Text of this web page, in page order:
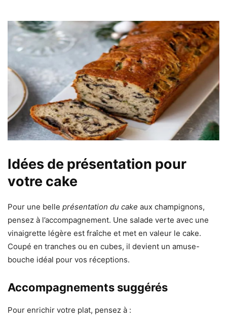
Idées de présentation pour
votre cake
Pour une belle présentation du cake aux champignons,
pensez à l’accompagnement. Une salade verte avec une
vinaigrette légère est fraîche et met en valeur le cake.
Coupé en tranches ou en cubes, il devient un amuse-
bouche idéal pour vos réceptions.
Accompagnements suggérés
Pour enrichir votre plat, pensez à :